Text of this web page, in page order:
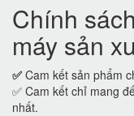
Chính
máy sản
✅ Cam kết sản phẩm
✅ Cam kết chỉ mang
nhất.